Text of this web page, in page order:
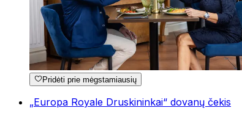
Pridėti prie mėgstamiausių
„Europa Royale Druskininkai“ dovanų čekis